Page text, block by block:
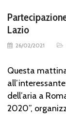
Lazio
26/02/2021
Questa
dell’aria a
2020”,